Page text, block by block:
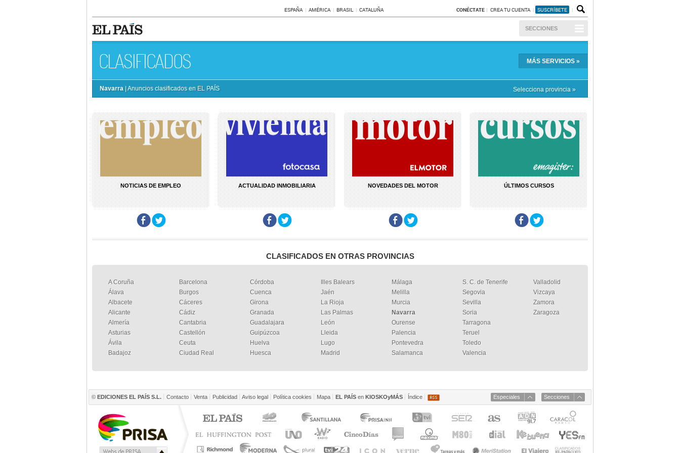
ESPAÑA AMÉRICA BRASIL CATALUÑA CONÉCTATE CREA TU CUENTA SUSCRÍBETE
SECCIONES
MÁS SERVICIOS »
CLASIFICADOS
Navarra | Anuncios clasificados en EL PAÍS Selecciona provincia »
NOTICIAS DE EMPLEO ACTUALIDAD INMOBILIARIA NOVEDADES DEL MOTOR ÚLTIMOS CURSOS
CLASIFICADOS EN OTRAS PROVINCIAS
A Coruña
Álava
Albacete
Alicante
Almería
Asturias
Ávila
Badajoz
Barcelona
Burgos
Cáceres
Cádiz
Cantabria
Castellón
Ceuta
Ciudad Real
Córdoba
Cuenca
Girona
Granada
Guadalajara
Guipúzcoa
Huelva
Huesca
Illes Balears
Jaén
La Rioja
Las Palmas
León
Lleida
Lugo
Madrid
Málaga
Melilla
Murcia
Navarra
Ourense
Palencia
Pontevedra
Salamanca
S. C. de Tenerife
Segovia
Sevilla
Soria
Tarragona
Teruel
Toledo
Valencia
Valladolid
Vizcaya
Zamora
Zaragoza
Secciones
Especiales
© EDICIONES EL PAÍS S.L. Contacto Venta Publicidad Aviso legal Política cookies Mapa EL PAÍS en KIOSKOyMÁS Índice